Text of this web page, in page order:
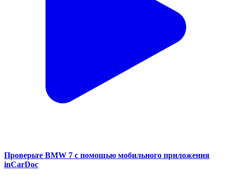
Проверьте BMW 7 с помощью мобильного приложения
inCarDoc